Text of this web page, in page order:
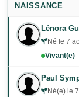
NAISSANCE
Lénora
Né le 7
Vivant(e)
Paul
Né(e) le